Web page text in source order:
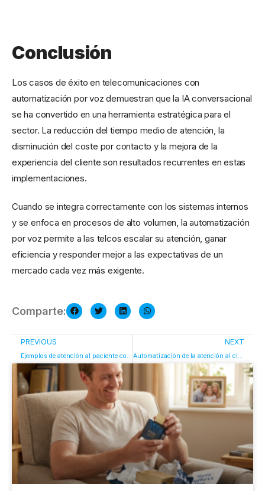
Conclusión
Los casos de éxito en telecomunicaciones con
automatización por voz demuestran que la IA conversacional
se ha convertido en una herramienta estratégica para el
sector. La reducción del tiempo medio de atención, la
disminución del coste por contacto y la mejora de la
experiencia del cliente son resultados recurrentes en estas
implementaciones.
Cuando se integra correctamente con los sistemas internos
y se enfoca en procesos de alto volumen, la automatización
por voz permite a las telcos escalar su atención, ganar
eficiencia y responder mejor a las expectativas de un
mercado cada vez más exigente.
Comparte:
PREVIOUS
Ejemplos de atención al paciente con inteligencia artificial
NEXT
Automatización de la atención al cliente en utilities y telecomunicaciones